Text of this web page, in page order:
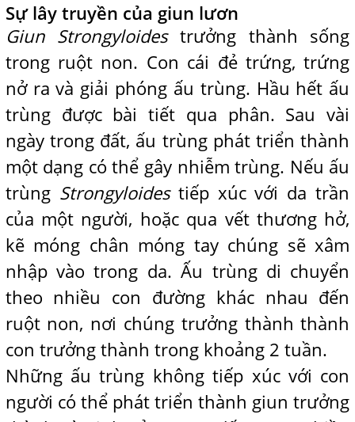
Sự lây truyền của giun lươn
Giun Strongyloidestrưởng thành sống
trong ruột non. Con cái đẻ trứng, trứng
nở ra và giải phóng ấu trùng. Hầu hết ấu
trùng được bài tiết qua phân. Sau vài
ngày trong đất, ấu trùng phát triển thành
một dạng có thể gây nhiễm trùng. Nếu ấu
trùng Strongyloidestiếp xúc với da trần
của một người, hoặc qua vết thương hở,
kẽ móng chân móng tay chúng sẽ xâm
nhập vào trong da. Ấu trùng di chuyển
theo nhiều con đường khác nhau đến
ruột non, nơi chúng trưởng thành thành
con trưởng thành trong khoảng 2 tuần.
Những ấu trùng không tiếp xúc với con
người có thể phát triển thành giun trưởng